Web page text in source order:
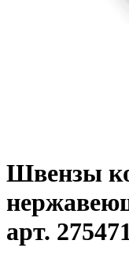
Швензы
арт.